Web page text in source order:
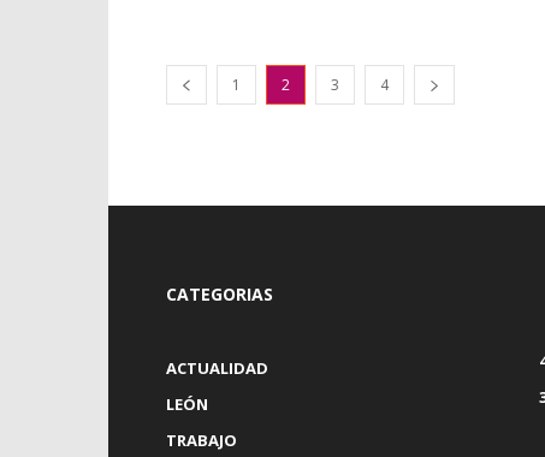
1 2 3 4
CATEGORIAS
ACTUALIDAD
LEÓN
TRABAJO